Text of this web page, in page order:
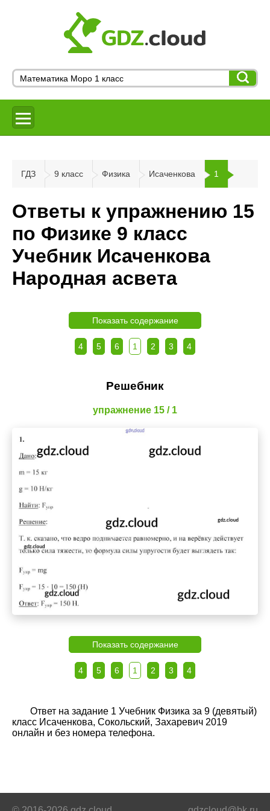
ГДЗ 9 класс Физика Исаченкова 1
Ответы к упражнению 15
по Физике 9 класс
Учебник Исаченкова
Народная асвета
Показать содержание
4 5 6 1 2 3 4
Решебник
упражнение 15 / 1
Показать содержание
4 5 6 1 2 3 4
Ответ на задание 1 Учебник Физика за 9 (девятый)
класс Исаченкова, Сокольский, Захаревич 2019
онлайн и без номера телефона.